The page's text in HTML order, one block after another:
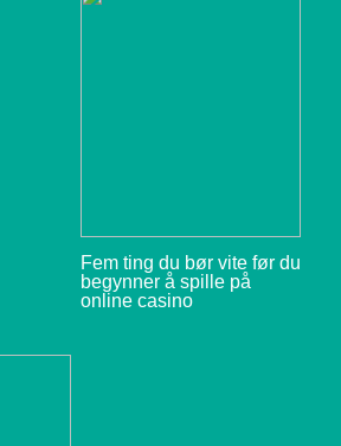
Fem ting du bør vite før du
begynner å spille på
online casino